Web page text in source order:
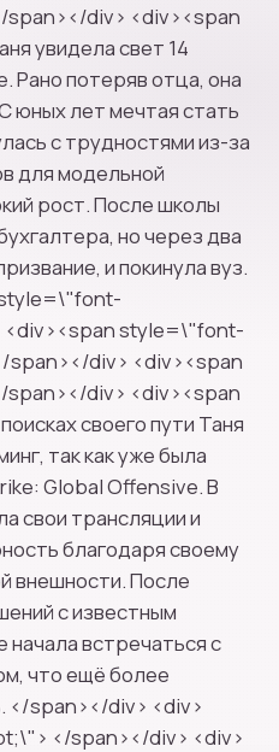
div> <div><span
увидела свет 14
Рано потеряв отца, она
юных лет мечтая стать
с трудностями из-за
для модельной
рост. После школы
но через два
и покинула вуз.
style=\"font-
span></div> <div><span
div> <div><span
своего пути Таня
так как уже была
Global Offensive. В
свои трансляции и
благодаря своему
внешности. После
с известным
встречаться с
что ещё более
</span></div> <div>
</span></div> <div>